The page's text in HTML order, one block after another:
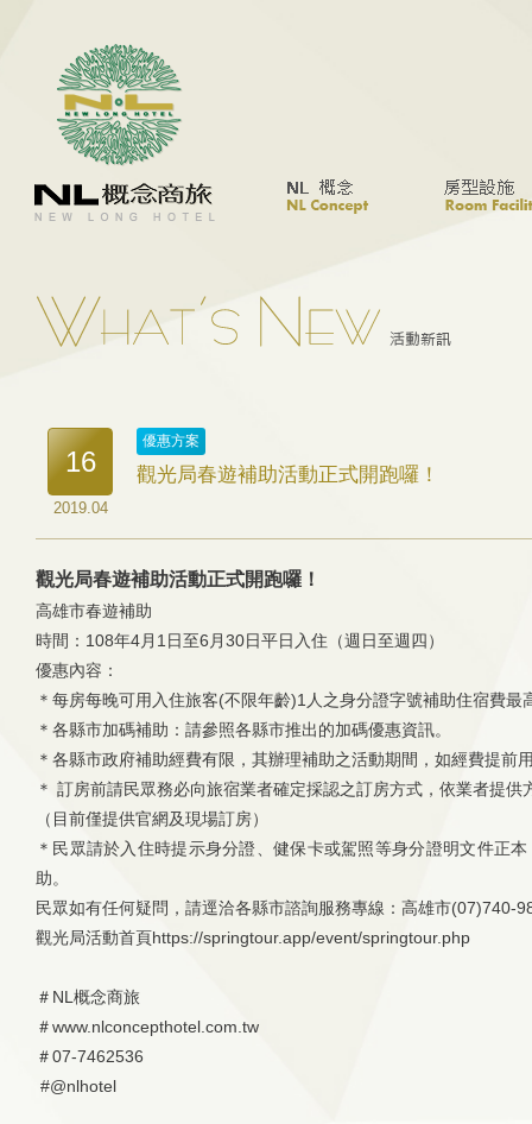
16
2019.04
優惠方案
​觀光局春遊補助活動正式開跑囉！
觀光局春遊補助活動正式開跑囉！
高雄市春遊補助
時間：108年4月1日至6月30日平日入住（週日至週四）
優惠內容：
＊每房每晚可用入住旅客(不限年齡)1人之身分證字號補助住宿費
＊各縣市加碼補助：請參照各縣市推出的加碼優惠資訊。
＊各縣市政府補助經費有限，其辦理補助之活動期間，如經費提
＊ 訂房前請民眾務必向旅宿業者確定採認之訂房方式，依業者提供
（目前僅提供官網及現場訂房）
＊民眾請於入住時提示身分證、健保卡或駕照等身分證明文件正
助。
民眾如有任何疑問，請逕洽各縣市諮詢服務專線：高雄市
觀光局活動首頁https://springtour.app/event/springtour.php
＃NL概念商旅
＃www.nlconcepthotel.com.tw
＃07-7462536
#@nlhotel